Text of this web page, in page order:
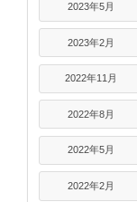
2023年5月
2023年2月
2022年11月
2022年8月
2022年5月
2022年2月